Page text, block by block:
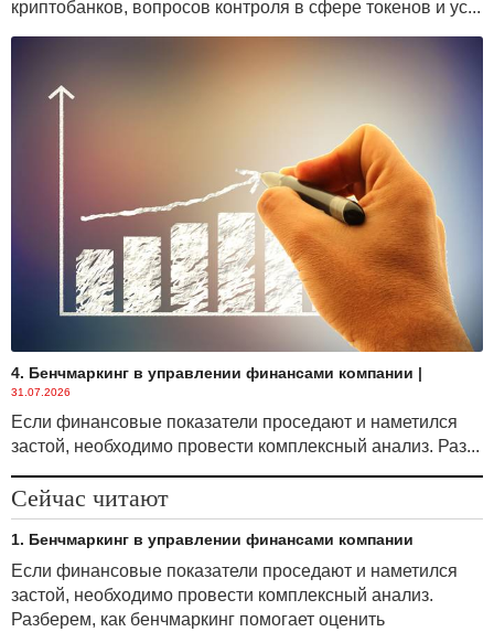
криптобанков, вопросов контроля в сфере токенов и ус...
4. Бенчмаркинг в управлении финансами компании |
31.07.2026
Если финансовые показатели проседают и наметился
застой, необходимо провести комплексный анализ. Раз...
Сейчас читают
1. Бенчмаркинг в управлении финансами компании
Если финансовые показатели проседают и наметился
застой, необходимо провести комплексный анализ.
Разберем, как бенчмаркинг помогает оценить